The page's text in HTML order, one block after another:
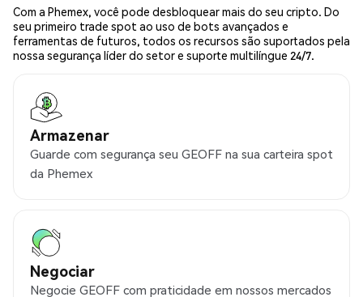
Com a Phemex, você pode desbloquear mais do seu cripto. Do
seu primeiro trade spot ao uso de bots avançados e
ferramentas de futuros, todos os recursos são suportados pela
nossa segurança líder do setor e suporte multilíngue 24/7.
Armazenar
Guarde com segurança seu GEOFF na sua carteira spot
da Phemex
Negociar
Negocie GEOFF com praticidade em nossos mercados